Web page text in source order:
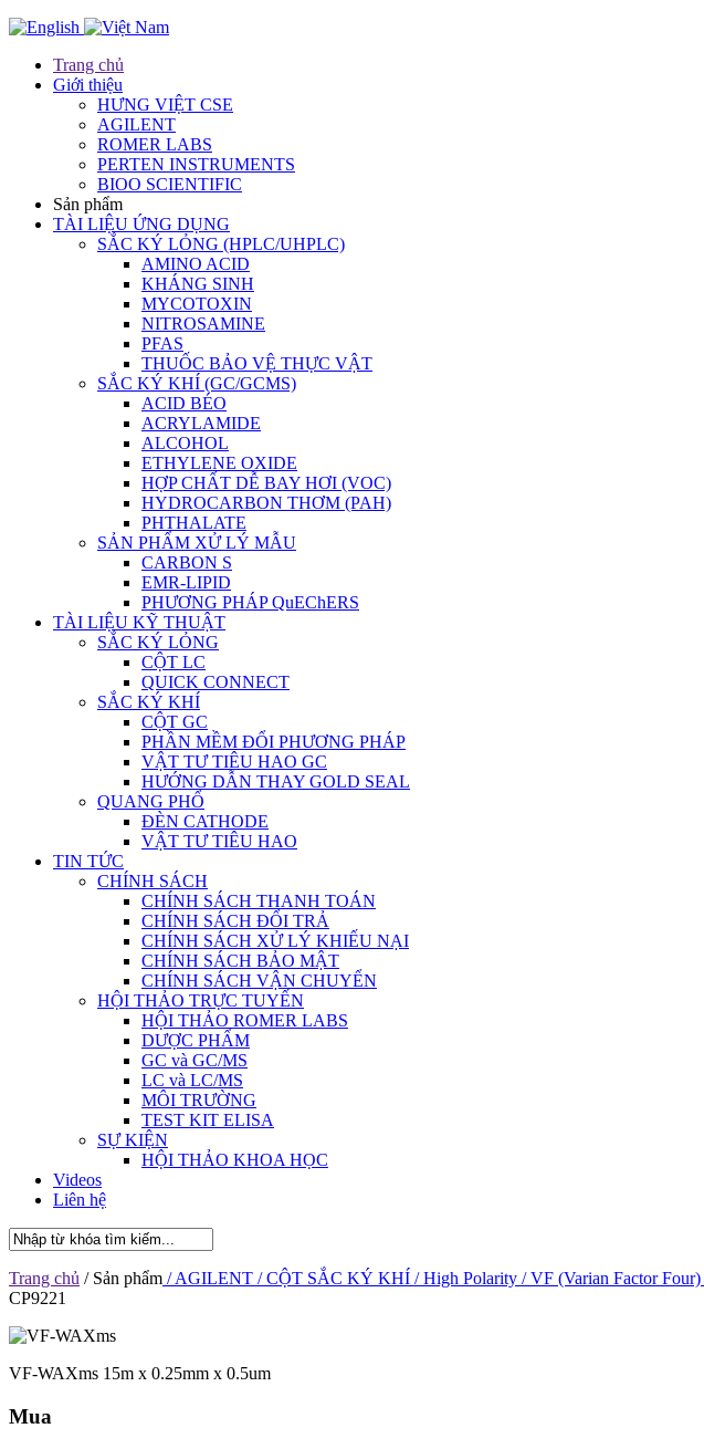
Trang chủ
Giới thiệu
HƯNG VIỆT CSE
AGILENT
ROMER LABS
PERTEN INSTRUMENTS
BIOO SCIENTIFIC
Sản phẩm
TÀI LIỆU ỨNG DỤNG
SẮC KÝ LỎNG (HPLC/UHPLC)
AMINO ACID
KHÁNG SINH
MYCOTOXIN
NITROSAMINE
PFAS
THUỐC BẢO VỆ THỰC VẬT
SẮC KÝ KHÍ (GC/GCMS)
ACID BÉO
ACRYLAMIDE
ALCOHOL
ETHYLENE OXIDE
HỢP CHẤT DỄ BAY HƠI (VOC)
HYDROCARBON THƠM (PAH)
PHTHALATE
SẢN PHẨM XỬ LÝ MẪU
CARBON S
EMR-LIPID
PHƯƠNG PHÁP QuEChERS
TÀI LIỆU KỸ THUẬT
SẮC KÝ LỎNG
CỘT LC
QUICK CONNECT
SẮC KÝ KHÍ
CỘT GC
PHẦN MỀM ĐỔI PHƯƠNG PHÁP
VẬT TƯ TIÊU HAO GC
HƯỚNG DẪN THAY GOLD SEAL
QUANG PHỔ
ĐÈN CATHODE
VẬT TƯ TIÊU HAO
TIN TỨC
CHÍNH SÁCH
CHÍNH SÁCH THANH TOÁN
CHÍNH SÁCH ĐỔI TRẢ
CHÍNH SÁCH XỬ LÝ KHIẾU NẠI
CHÍNH SÁCH BẢO MẬT
CHÍNH SÁCH VẬN CHUYỂN
HỘI THẢO TRỰC TUYẾN
HỘI THẢO ROMER LABS
DƯỢC PHẨM
GC và GC/MS
LC và LC/MS
MÔI TRƯỜNG
TEST KIT ELISA
SỰ KIỆN
HỘI THẢO KHOA HỌC
Videos
Liên hệ
Trang chủ / Sản phẩm / AGILENT / CỘT SẮC KÝ KHÍ / High Polarity / VF (Varian Factor Four)
CP9221
VF-WAXms 15m x 0.25mm x 0.5um
Mua